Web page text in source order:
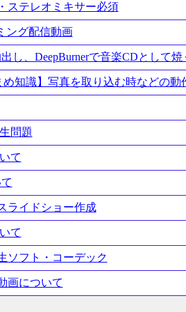
ステレオミキサー必須
ング配信動画
し、DeepBurnerで音楽CDとして焼
知識】写真を取り込む時などの動
問題
て
ライドショー作成
て
ソフト・コーデック
画について